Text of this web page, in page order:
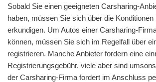
Sobald Sie einen geeigneten Carsharing-
haben, müssen Sie sich über die Konditionen
erkundigen. Um Autos einer Carsharing-
können, müssen Sie sich im Regelfall über
registrieren. Manche Anbieter fordern eine
Registrierungsgebühr, viele aber sind
der Carsharing-Firma fordert im Anschluss